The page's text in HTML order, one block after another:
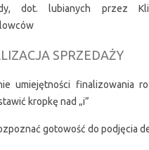
dot. lubianych przez
SPRZEDAŻY
umiejętności finalizowania
kropkę nad „i”
gotowość do podjęcia